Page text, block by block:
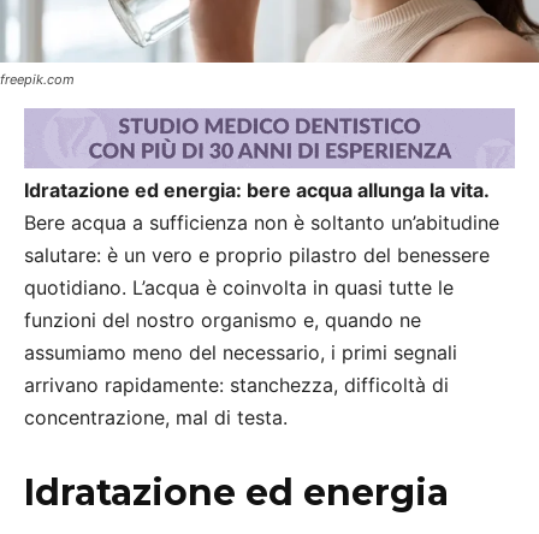
freepik.com
Idratazione ed energia: bere acqua allunga la vita.
Bere acqua a sufficienza non è soltanto un’abitudine
salutare: è un vero e proprio pilastro del benessere
quotidiano. L’acqua è coinvolta in quasi tutte le
funzioni del nostro organismo e, quando ne
assumiamo meno del necessario, i primi segnali
arrivano rapidamente: stanchezza, difficoltà di
concentrazione, mal di testa.
Idratazione ed energia